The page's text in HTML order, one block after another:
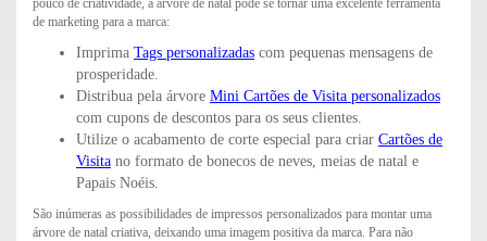
de marketing para a marca:
Imprima Tags personalizadas com pequenas mensagens de
prosperidade.
Distribua pela árvore Mini Cartões de Visita personalizados
com cupons de descontos para os seus clientes.
Utilize o acabamento de corte especial para criar Cartões de
Visita no formato de bonecos de neves, meias de natal e
Papais Noéis.
São inúmeras as possibilidades de impressos personalizados para montar uma
árvore de natal criativa, deixando uma imagem positiva da marca. Para não